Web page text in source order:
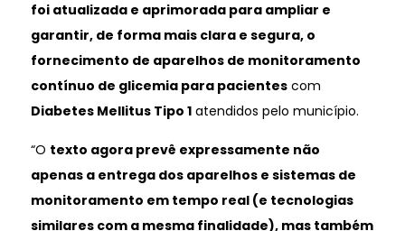
foi atualizada e aprimorada para ampliar e
garantir, de forma mais clara e segura, o
fornecimento de aparelhos de monitoramento
contínuo de glicemia para pacientescom
Diabetes Mellitus Tipo 1atendidos pelo município.
“O texto agora prevê expressamente não
apenas a entrega dos aparelhos e sistemas de
monitoramento em tempo real (e tecnologias
similares com a mesma finalidade), mas também